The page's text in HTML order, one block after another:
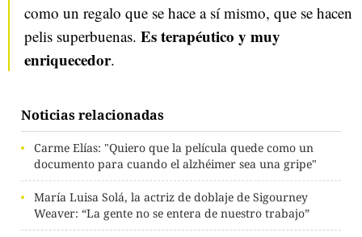
como un regalo que se hace a sí mismo, que se hacen
pelis superbuenas. Es terapéutico y muy
enriquecedor.
Noticias relacionadas
Carme Elías: "Quiero que la película quede como un
documento para cuando el alzhéimer sea una gripe"
María Luisa Solá, la actriz de doblaje de Sigourney
Weaver: “La gente no se entera de nuestro trabajo”